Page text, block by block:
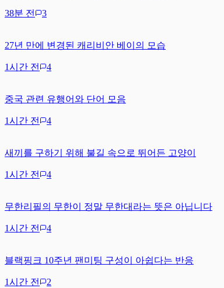
38분 전 3
27년 만에 변경된 캐리비안 베이의 모습
1시간 전 4
중국 관련 유행어와 단어 모음
1시간 전 4
새끼를 구하기 위해 불길 속으로 뛰어든 고양이
1시간 전 4
무한리필의 무한이 정말 무한대라는 뜻은 아닙니다
1시간 전 4
블랙핑크 10주년 팬미팅 구성이 아쉽다는 반응
1시간 전 2